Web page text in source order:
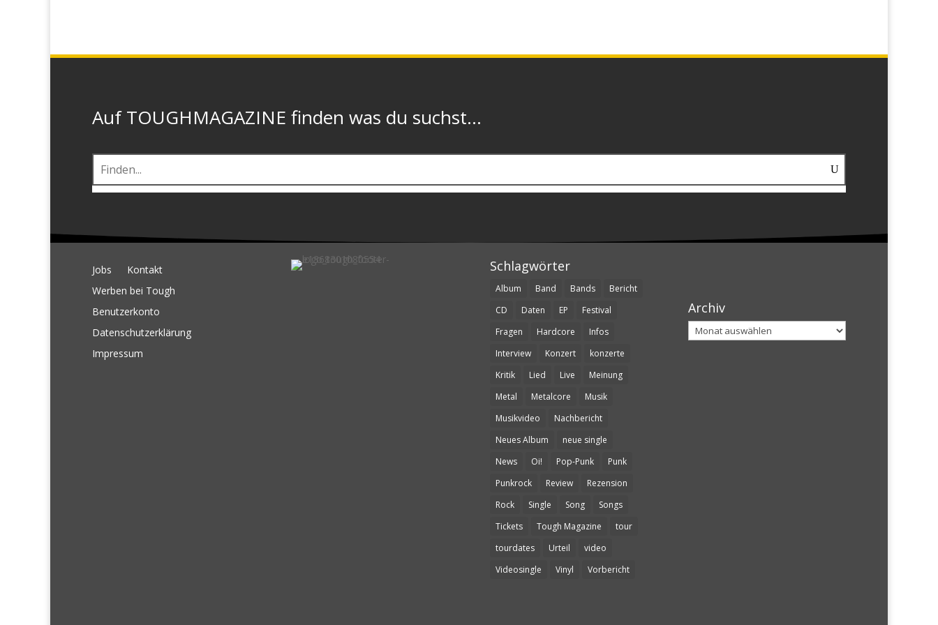
Auf TOUGHMAGAZINE finden was du suchst...
Jobs
Kontakt
Werben bei Tough
Benutzerkonto
Datenschutzerklärung
Impressum
Schlagwörter
Album Band Bands
Bericht
CD
Daten EP
Festival
Fragen
Hardcore
Infos
Interview
Konzert
konzerte
Kritik
Lied Live
Meinung
Metal
Metalcore
Musik
Musikvideo
Nachbericht
Neues Album
neue single
News
Oi! Pop-Punk
Punk
Punkrock
Review
Rezension
Rock
Single Song
Songs
Tickets
Tough Magazine
tour
tourdates
Urteil
video
Videosingle
Vinyl Vorbericht
Archiv
Archiv